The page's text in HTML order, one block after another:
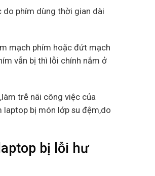
do phím dùng thời gian dài
mạch phím hoặc đứt mạch
vẫn bị thì lỗi chính nắm ở
trễ nãi công việc của
bị món lớp su đệm,do
bị lỗi hư